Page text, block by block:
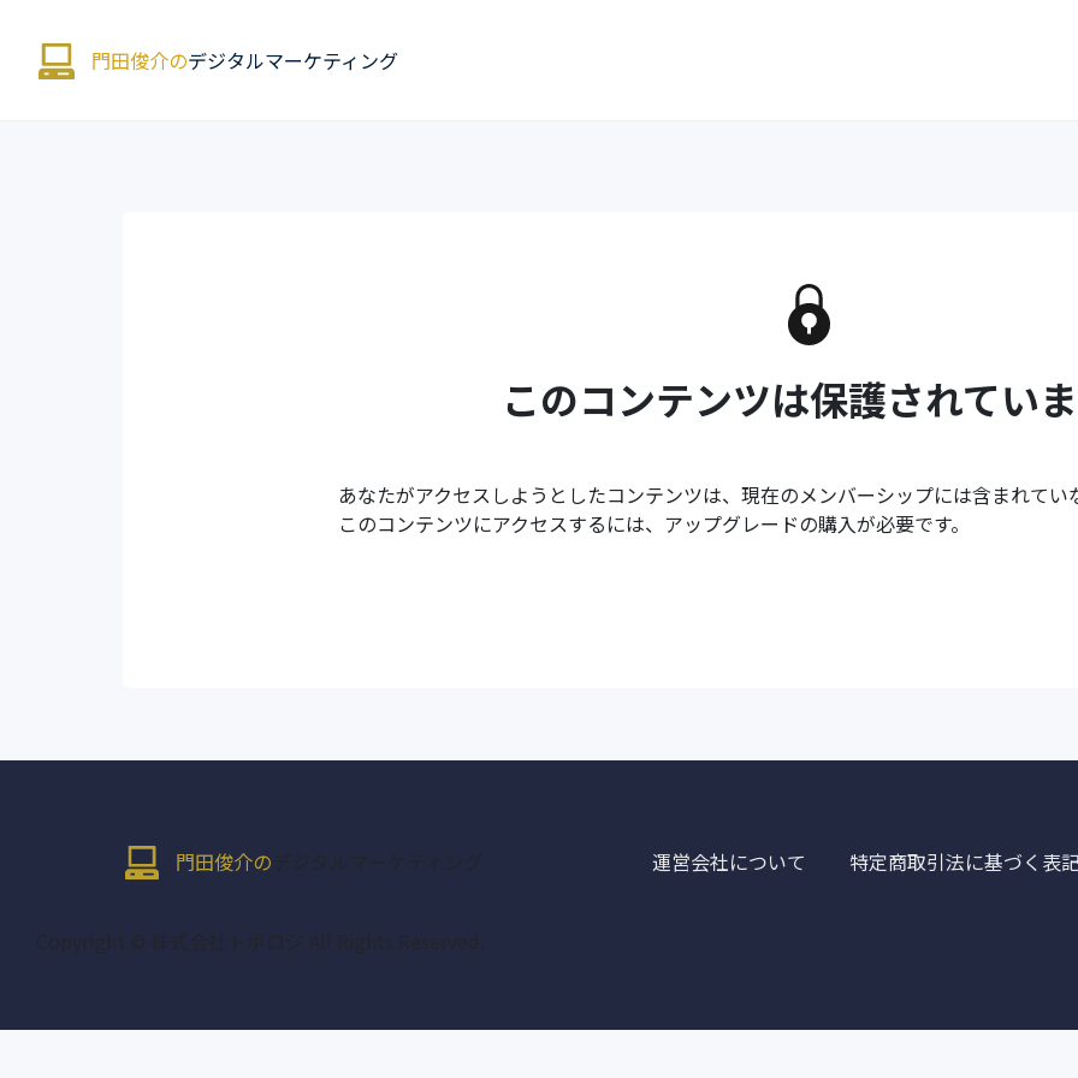
門田俊介のデジタルマーケティング
このコンテンツは保護されてい
あなたがアクセスしようとしたコンテンツは、現在のメンバーシップには含まれてい
このコンテンツにアクセスするには、アップグレードの購入が必要です。
門田俊介の デジタルマーケティング 運営会社について 特定商取引法に基づく表
Copyright © 株式会社トポロジ All Rights Reserved.